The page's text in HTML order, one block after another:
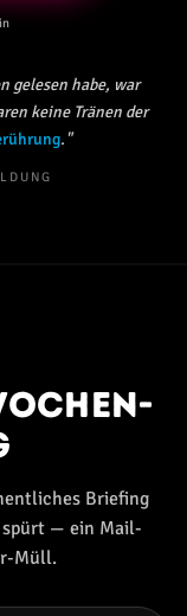
gelesen habe, war
keine Tränen der
."
Briefing
spürt — ein Mail-
Müll.